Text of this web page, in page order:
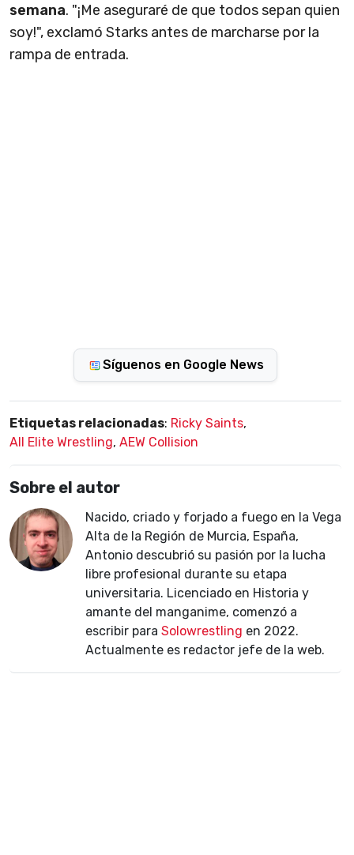
semana. "¡Me aseguraré de que todos sepan quien
soy!", exclamó Starks antes de marcharse por la
rampa de entrada.
Síguenos en Google News
Etiquetas relacionadas: Ricky Saints,
All Elite Wrestling, AEW Collision
Sobre el autor
Nacido, criado y forjado a fuego en la Vega
Alta de la Región de Murcia, España,
Antonio descubrió su pasión por la lucha
libre profesional durante su etapa
universitaria. Licenciado en Historia y
amante del manganime, comenzó a
escribir para Solowrestling en 2022.
Actualmente es redactor jefe de la web.